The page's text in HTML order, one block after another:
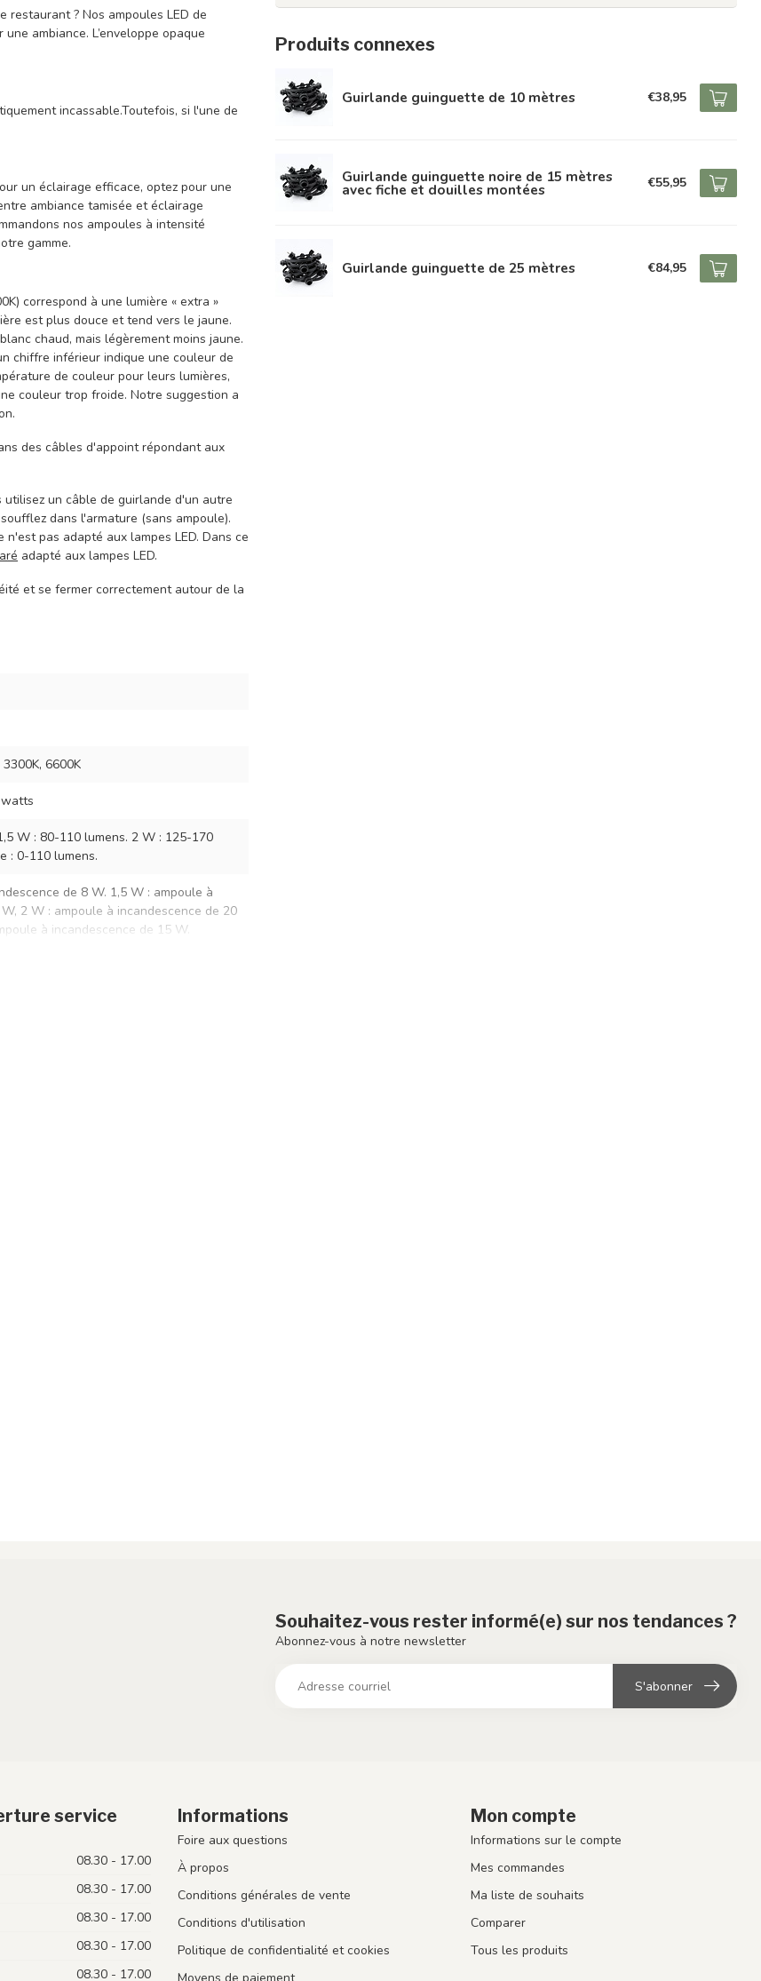
? Nos ampoules LED de
ambiance. L’enveloppe opaque
incassable.Toutefois, si l'une de
un éclairage efficace, optez pour une
ambiance tamisée et éclairage
nos ampoules à intensité
gamme.
correspond à une lumière « extra »
est plus douce et tend vers le jaune.
chaud, mais légèrement moins jaune.
chiffre inférieur indique une couleur de
de couleur pour leurs lumières,
couleur trop froide. Notre suggestion a
des câbles d'appoint répondant aux
un câble de guirlande d'un autre
dans l'armature (sans ampoule).
pas adapté aux lampes LED. Dans ce
adapté aux lampes LED.
et se fermer correctement autour de la
6600K
W : 80-110 lumens. 2 W : 125-170
: 0-110 lumens.
de 8 W. 1,5 W : ampoule à
2 W : ampoule à incandescence de 20
à incandescence de 15 W.
Produits connexes
Guirlande guinguette de 10 mètres €38,95
Guirlande guinguette noire de 15 mètres
avec fiche et douilles montées €55,95
Guirlande guinguette de 25 mètres €84,95
Souhaitez-vous rester informé(e) sur nos tendances ?
Abonnez-vous à notre newsletter
S'abonner
service
08.30 - 17.00
08.30 - 17.00
08.30 - 17.00
08.30 - 17.00
08.30 - 17.00
Informations
Foire aux questions
À propos
Conditions générales de vente
Conditions d'utilisation
Politique de confidentialité et cookies
Moyens de paiement
Mon compte
Informations sur le compte
Mes commandes
Ma liste de souhaits
Comparer
Tous les produits